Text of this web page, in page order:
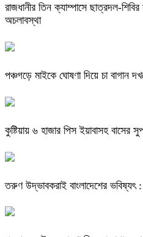
রাজধানীর তিন ক্যাম্পাসে ছাত্রদল-
অচলাবস্থা
পঞ্চগড়ে মাইকে ঘোষণা দিয়ে চা বাগান
কুষ্টিয়ায় ৬ হাজার পিস ইয়াবাসহ বাসের
তরুণ উদ্ভাবকরাই বাংলাদেশের ভবিষ্যৎ :